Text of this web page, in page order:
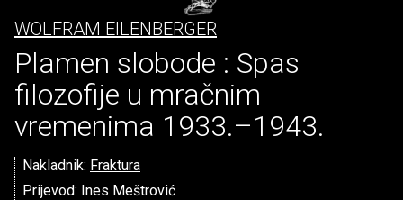
WOLFRAM EILENBERGER
Plamen slobode : Spas
filozofije u mračnim
vremenima 1933.–1943.
Nakladnik: Fraktura
Prijevod: Ines Meštrović